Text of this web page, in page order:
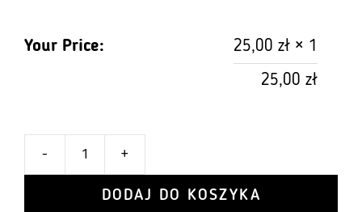
Your Price: 25,00 zł × 1
25,00 zł
-
Arafatka
+
DODAJ DO KOSZYKA